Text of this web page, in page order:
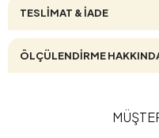
TESLİMAT & İADE
ÖLÇÜLENDİRME